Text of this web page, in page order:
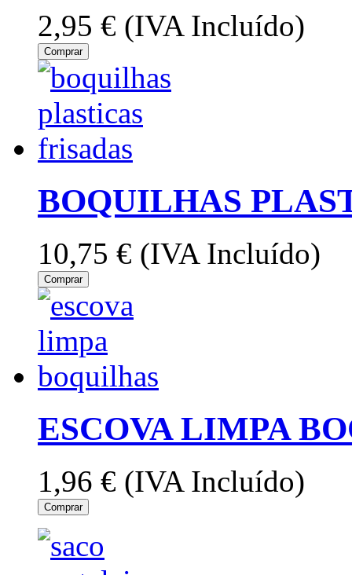
2,95 € (IVA Incluído)
Comprar
BOQUILHAS
10,75 € (IVA Incluído)
Comprar
ESCOVA LIMPA
1,96 € (IVA Incluído)
Comprar